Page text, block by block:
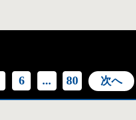
6 ... 80 次へ